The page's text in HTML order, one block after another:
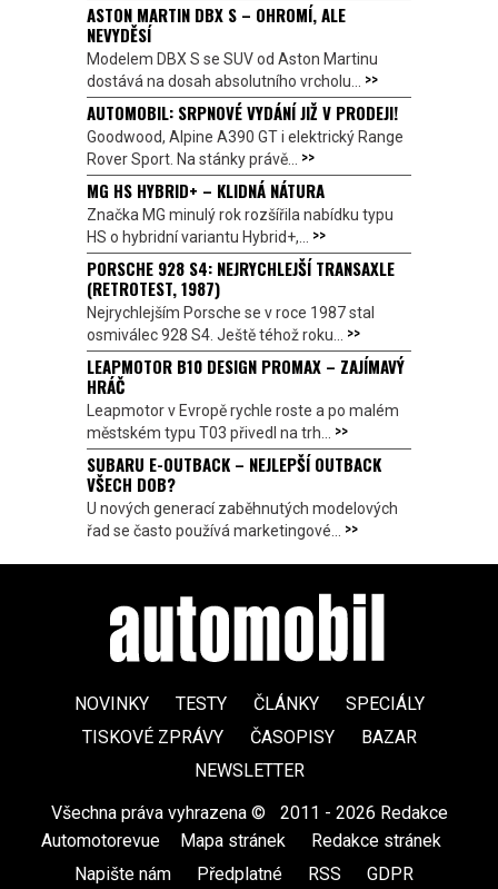
ASTON MARTIN DBX S – OHROMÍ, ALE
NEVYDĚSÍ
Modelem DBX S se SUV od Aston Martinu
dostává na dosah absolutního vrcholu... >>
AUTOMOBIL: SRPNOVÉ VYDÁNÍ JIŽ V PRODEJI!
Goodwood, Alpine A390 GT i elektrický Range
Rover Sport. Na stánky právě... >>
MG HS HYBRID+ – KLIDNÁ NÁTURA
Značka MG minulý rok rozšířila nabídku typu
HS o hybridní variantu Hybrid+,... >>
PORSCHE 928 S4: NEJRYCHLEJŠÍ TRANSAXLE
(RETROTEST, 1987)
Nejrychlejším Porsche se v roce 1987 stal
osmiválec 928 S4. Ještě téhož roku... >>
LEAPMOTOR B10 DESIGN PROMAX – ZAJÍMAVÝ
HRÁČ
Leapmotor v Evropě rychle roste a po malém
městském typu T03 přivedl na trh... >>
SUBARU E-OUTBACK – NEJLEPŠÍ OUTBACK
VŠECH DOB?
U nových generací zaběhnutých modelových
řad se často používá marketingové... >>
NOVINKY TESTY ČLÁNKY
SPECIÁLY
TISKOVÉ ZPRÁVY
ČASOPISY
BAZAR
NEWSLETTER
Všechna práva vyhrazena ©
2011 - 2026 Redakce
Automotorevue
Mapa stránek Redakce stránek
Napište nám
Předplatné RSS GDPR